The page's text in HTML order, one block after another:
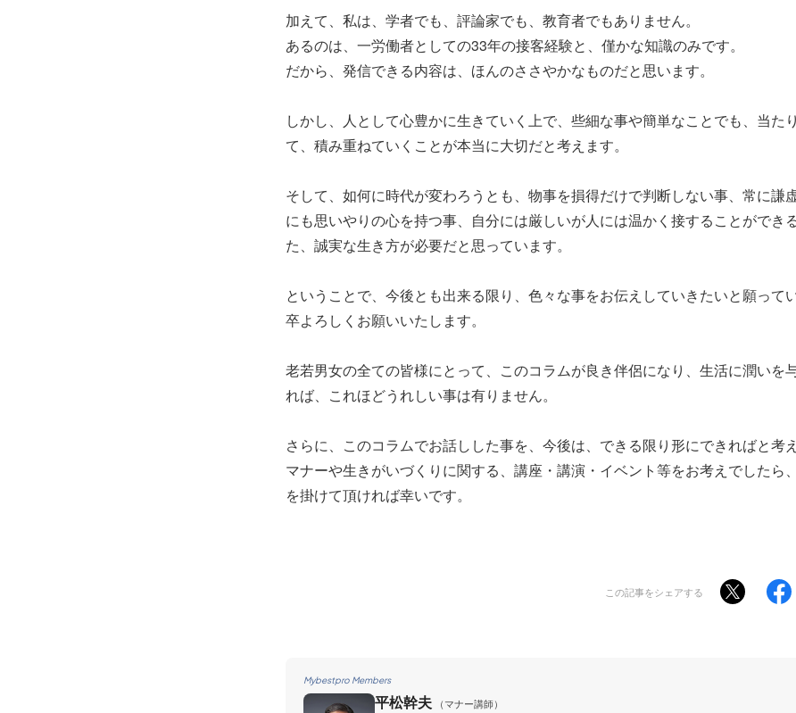
加えて、私は、学者でも、評論家でも、教育者でもありません。
あるのは、一労働者としての33年の接客経験と、僅かな知識のみです。
だから、発信できる内容は、ほんのささやかなものだと思います。
しかし、人として心豊かに生きていく上で、些細な事や簡単なことでも、当た
て、積み重ねていくことが本当に大切だと考えます。
そして、如何に時代が変わろうとも、物事を損得だけで判断しない事、常に謙
にも思いやりの心を持つ事、自分には厳しいが人には温かく接することができ
た、誠実な生き方が必要だと思っています。
ということで、今後とも出来る限り、色々な事をお伝えしていきたいと願って
卒よろしくお願いいたします。
老若男女の全ての皆様にとって、このコラムが良き伴侶になり、生活に潤いを
れば、これほどうれしい事は有りません。
さらに、このコラムでお話しした事を、今後は、できる限り形にできればと考
マナーや生きがいづくりに関する、講座・講演・イベント等をお考えでしたら
を掛けて頂ければ幸いです。
この記事をシェアする
Mybestpro Members
平松幹夫
（マナー講師）